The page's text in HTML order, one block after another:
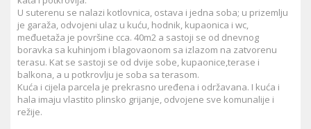
U suterenu se nalazi kotlovnica, ostava i jedna soba; u prizemlju
je garaža, odvojeni ulaz u kuću, hodnik, kupaonica i wc,
međuetaža je površine cca. 40m2 a sastoji se od dnevnog
boravka sa kuhinjom i blagovaonom sa izlazom na zatvorenu
terasu. Kat se sastoji se od dvije sobe, kupaonice,terase i
balkona, a u potkrovlju je soba sa terasom.
Kuća i cijela parcela je prekrasno uređena i održavana. I kuća i
hala imaju vlastito plinsko grijanje, odvojene sve komunalije i
režije.